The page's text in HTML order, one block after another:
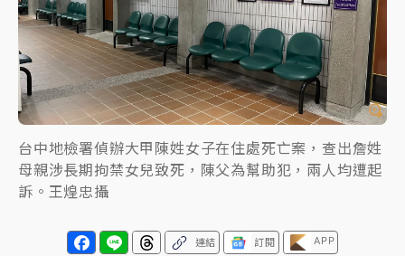
駁 理由曝光
故宮《龍藏經》特展第2檔！今線上預約開賣一度塞車
周六起展出延長至晚上7時
台東農業處長涉圖利渡假村！東檢抗告成功 今重開羈
押庭
父親節泡湯了！中颱白海豚雨彈轟3天 「紅到發紫」降
雨熱區曝
台中地檢署偵辦大甲陳姓女子在住處死亡案，查出詹姓
母親涉長期拘禁女兒致死，陳父為幫助犯，兩人均遭起
訴。王煌忠攝
連結 訂閱 APP